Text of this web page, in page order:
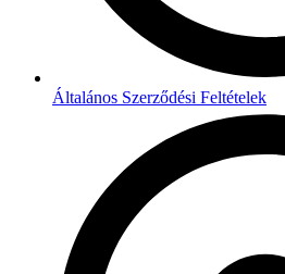
Általános Szerződési Feltételek